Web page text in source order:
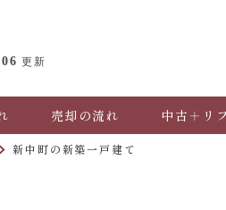
更新
売却の流れ 中古＋リ
新中町の新築一戸建て